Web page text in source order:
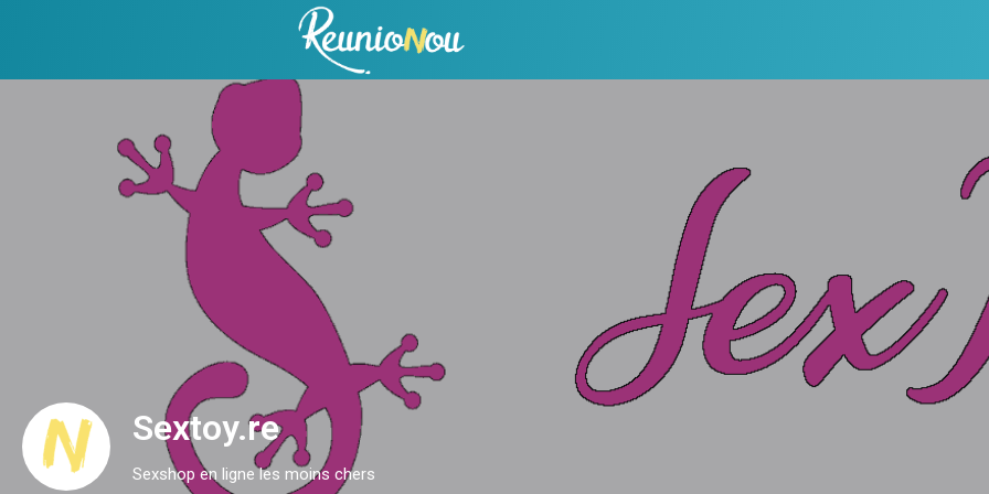
Sextoy.re
Sexshop en ligne les moins chers